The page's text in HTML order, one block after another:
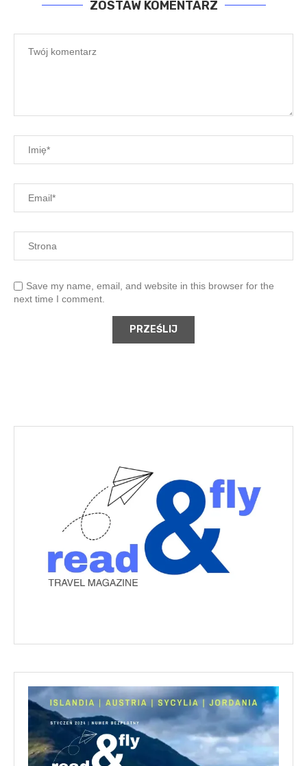
ZOSTAW KOMENTARZ
Save my name, email, and website in this browser for the
next time I comment.